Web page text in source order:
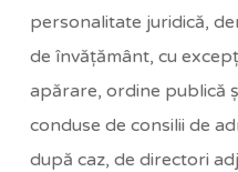
personalitate juridică,
de învăţământ, cu
apărare, ordine publică
conduse de consilii de
după caz, de directori